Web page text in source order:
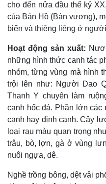
cho đến nửa đầu thế kỷ
của Bản Hồ (Bàn vương),
biến và thiêng liêng ở
Hoạt động sản xuất:
những hình thức canh tác
nhóm, từng vùng mà hình
trội lên như: Người Dao
Thanh Y chuyên làm
canh hốc đá. Phần lớn các
canh hay định canh. Cây
loại rau màu quan trọng
trâu, bò, lợn, gà ở vùng
nuôi ngựa, dê.
Nghề trồng bông, dệt vải